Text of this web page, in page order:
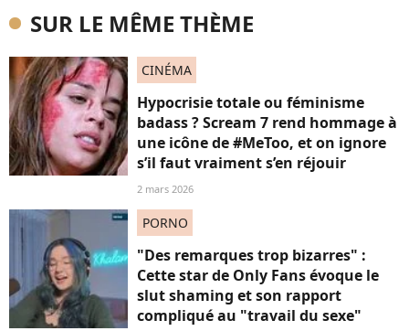
SUR LE MÊME THÈME
CINÉMA
Hypocrisie totale ou féminisme
badass ? Scream 7 rend hommage à
une icône de #MeToo, et on ignore
s’il faut vraiment s’en réjouir
2 mars 2026
PORNO
"Des remarques trop bizarres" :
Cette star de Only Fans évoque le
slut shaming et son rapport
compliqué au "travail du sexe"